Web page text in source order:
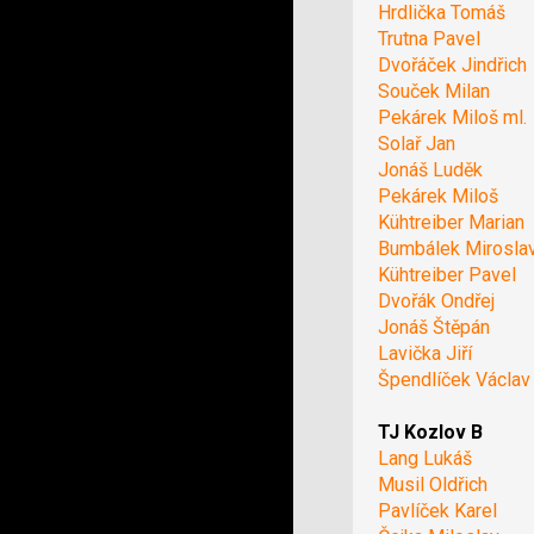
Hrdlička Tomáš
Trutna Pavel
Dvořáček Jindřich
Souček Milan
Pekárek Miloš ml.
Solař Jan
Jonáš Luděk
Pekárek Miloš
Kühtreiber Marian
Bumbálek
Kühtreiber Pavel
Dvořák Ondřej
Jonáš Štěpán
Lavička Jiří
Špendlíček Václav
TJ Kozlov B
Lang Lukáš
Musil Oldřich
Pavlíček Karel